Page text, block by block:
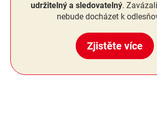
udržitelný a sledovatelný.
nebude docházet k
Zjistěte více